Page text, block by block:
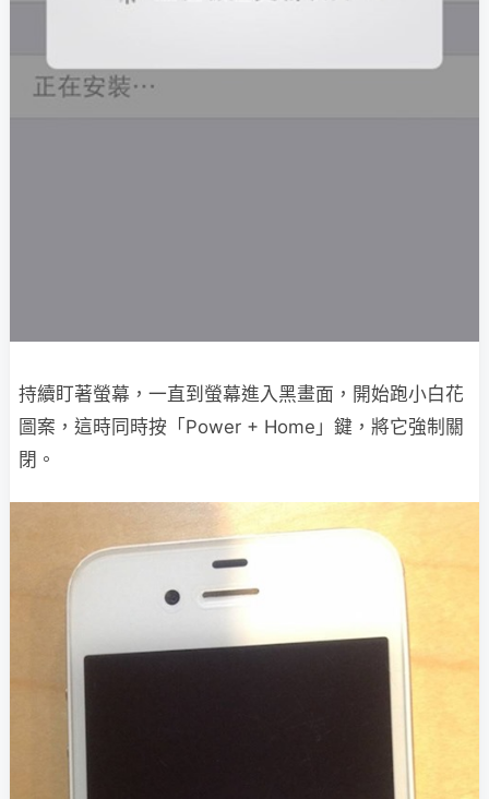
持續盯著螢幕，一直到螢幕進入黑畫面，開始跑小白花
圖案，這時同時按「Power + Home」鍵，將它強制關
閉。